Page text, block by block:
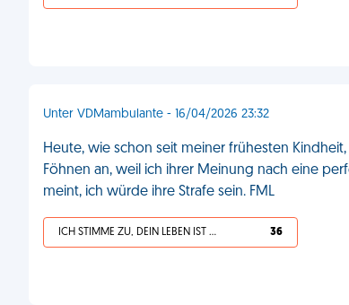
Unter VDMambulante - 16/04/2026 23:32
Heute, wie schon seit meiner frühesten
Föhnen an, weil ich ihrer Meinung nach eine
meint, ich würde ihre Strafe sein. FML
ICH STIMME ZU, DEIN LEBEN IST SCHEISSE 36